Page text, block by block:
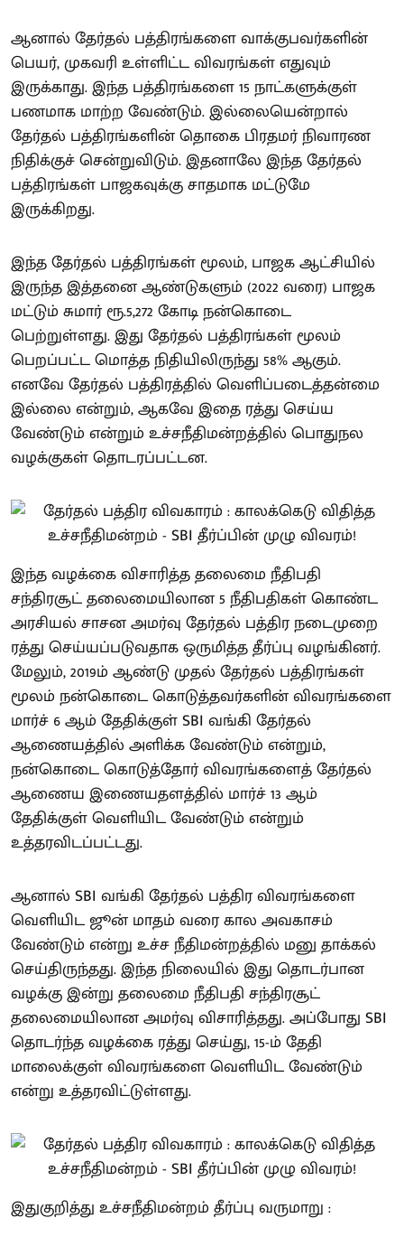
ஆனால் தேர்தல் பத்திரங்களை வாக்குபவர்களின்
பெயர், முகவரி உள்ளிட்ட விவரங்கள் எதுவும்
இருக்காது. இந்த பத்திரங்களை 15 நாட்களுக்குள்
பணமாக மாற்ற வேண்டும். இல்லையென்றால்
தேர்தல் பத்திரங்களின் தொகை பிரதமர் நிவாரண
நிதிக்குச் சென்றுவிடும். இதனாலே இந்த தேர்தல்
பத்திரங்கள் பாஜகவுக்கு சாதமாக மட்டுமே
இருக்கிறது.
இந்த தேர்தல் பத்திரங்கள் மூலம், பாஜக ஆட்சியில்
இருந்த இத்தனை ஆண்டுகளும் (2022 வரை) பாஜக
மட்டும் சுமார் ரூ.5,272 கோடி நன்கொடை
பெற்றுள்ளது. இது தேர்தல் பத்திரங்கள் மூலம்
பெறப்பட்ட மொத்த நிதியிலிருந்து 58% ஆகும்.
எனவே தேர்தல் பத்திரத்தில் வெளிப்படைத்தன்மை
இல்லை என்றும், ஆகவே இதை ரத்து செய்ய
வேண்டும் என்றும் உச்சநீதிமன்றத்தில் பொதுநல
வழக்குகள் தொடரப்பட்டன.
இந்த வழக்கை விசாரித்த தலைமை நீதிபதி
சந்திரசூட் தலைமையிலான 5 நீதிபதிகள் கொண்ட
அரசியல் சாசன அமர்வு தேர்தல் பத்திர நடைமுறை
ரத்து செய்யப்படுவதாக ஒருமித்த தீர்ப்பு வழங்கினர்.
மேலும், 2019ம் ஆண்டு முதல் தேர்தல் பத்திரங்கள்
மூலம் நன்கொடை கொடுத்தவர்களின் விவரங்களை
மார்ச் 6 ஆம் தேதிக்குள் SBI வங்கி தேர்தல்
ஆணையத்தில் அளிக்க வேண்டும் என்றும்,
நன்கொடை கொடுத்தோர் விவரங்களைத் தேர்தல்
ஆணைய இணையதளத்தில் மார்ச் 13 ஆம்
தேதிக்குள் வெளியிட வேண்டும் என்றும்
உத்தரவிடப்பட்டது.
ஆனால் SBI வங்கி தேர்தல் பத்திர விவரங்களை
வெளியிட ஜூன் மாதம் வரை கால அவகாசம்
வேண்டும் என்று உச்ச நீதிமன்றத்தில் மனு தாக்கல்
செய்திருந்தது. இந்த நிலையில் இது தொடர்பான
வழக்கு இன்று தலைமை நீதிபதி சந்திரசூட்
தலைமையிலான அமர்வு விசாரித்தது. அப்போது SBI
தொடர்ந்த வழக்கை ரத்து செய்து, 15-ம் தேதி
மாலைக்குள் விவரங்களை வெளியிட வேண்டும்
என்று உத்தரவிட்டுள்ளது.
இதுகுறித்து உச்சநீதிமன்றம் தீர்ப்பு வருமாறு :